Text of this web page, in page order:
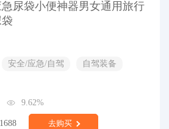
尿袋小便神器男女通用旅行
安全/应急/自驾 自驾装备
9.62%
1688 去购买